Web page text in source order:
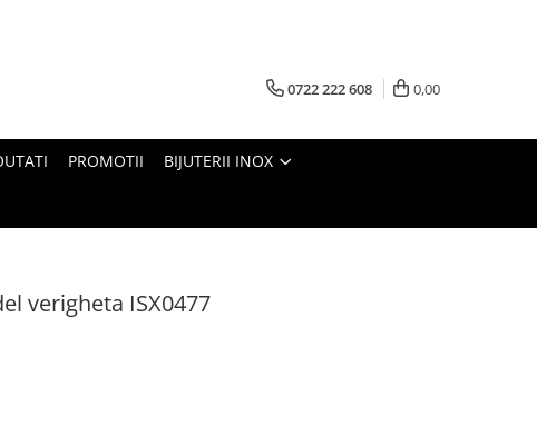
0722 222 608 0,00
PROMOTII BIJUTERII INOX
verigheta ISX0477